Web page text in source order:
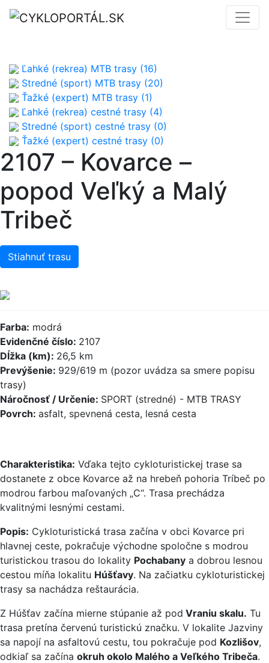
Ľahké (rekrea) MTB trasy (16)
Stredné (sport) MTB trasy (20)
Ťažké (expert) MTB trasy (1)
Ľahké (rekrea) cestné trasy (4)
Stredné (sport) cestné trasy (0)
Ťažké (expert) cestné trasy (0)
2107 – Kovarce –
popod Veľký a Malý
Tribeč
Stiahnuť trasu
Farba: modrá
Evidenčné číslo: 2107
Dĺžka (km): 26,5 km
Prevýšenie: 929/619 m (pozor uvádza sa smere popisu
trasy)
Náročnosť / Určenie: SPORT (stredné) - MTB TRASY
Povrch: asfalt, spevnená cesta, lesná cesta
Charakteristika: Vďaka tejto cykloturistickej trase sa
dostanete z obce Kovarce až na hrebeň pohoria Tríbeč po
modrou farbou maľovaných „C“. Trasa prechádza
kvalitnými lesnými cestami.
Popis: Cykloturistická trasa začína v obci Kovarce pri
hlavnej ceste, pokračuje východne spoločne s modrou
turistickou trasou do lokality Pochabany a dobrou lesnou
cestou míňa lokalitu Húšťavy. Na začiatku cykloturistickej
trasy sa nachádza reštaurácia.
Z Húšťav začína mierne stúpanie až pod Vraniu skalu. Tu
trasa pretína červenú turistickú značku. V lokalite Jazviny
sa napojí na asfaltovú cestu, tou pokračuje pod Kozlišov,
odkiaľ sa začína okruh okolo Malého a Veľkého Tribeča.